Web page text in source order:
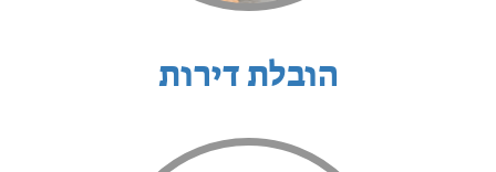
הובלת דירות